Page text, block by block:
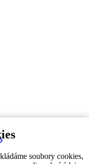
soubory cookies,